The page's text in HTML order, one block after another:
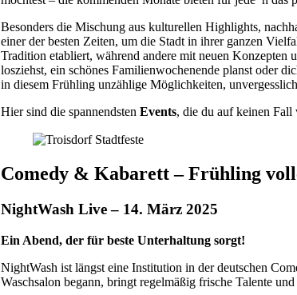
Besonders die Mischung aus kulturellen Highlights,
einer der besten Zeiten, um die Stadt in ihrer ganzen
Tradition etabliert, während andere mit neuen
losziehst, ein schönes Familienwochenende planst oder
in diesem Frühling unzählige Möglichkeiten,
Hier sind die spannendsten Events, die du auf keinen Fall
Comedy & Kabarett – Frühling
NightWash Live – 14. März 2025
Ein Abend, der für beste Unterhaltung sorgt!
NightWash ist längst eine Institution in der deutschen
Waschsalon begann, bringt regelmäßig frische Talente